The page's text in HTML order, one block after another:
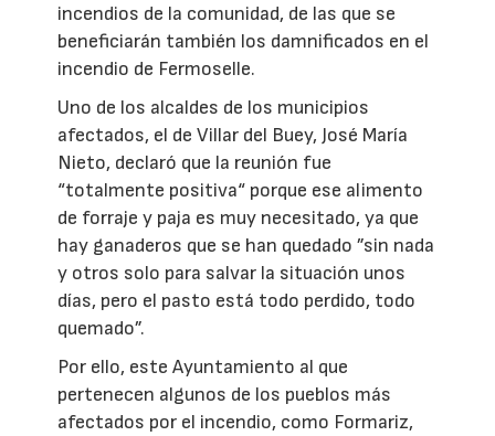
incendios de la comunidad, de las que se
beneficiarán también los damnificados en el
incendio de Fermoselle.
Uno de los alcaldes de los municipios
afectados, el de Villar del Buey, José María
Nieto, declaró que la reunión fue
“totalmente positiva“ porque ese alimento
de forraje y paja es muy necesitado, ya que
hay ganaderos que se han quedado ”sin nada
y otros solo para salvar la situación unos
días, pero el pasto está todo perdido, todo
quemado”.
Por ello, este Ayuntamiento al que
pertenecen algunos de los pueblos más
afectados por el incendio, como Formariz,